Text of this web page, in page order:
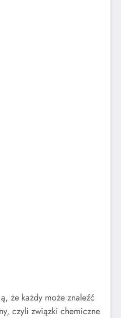
że każdy może znaleźć
czyli związki chemiczne